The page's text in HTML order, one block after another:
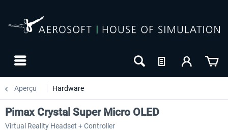
Aperçu Hardware
Pimax Crystal Super Micro OLED
Virtual Reality Headset + Controller